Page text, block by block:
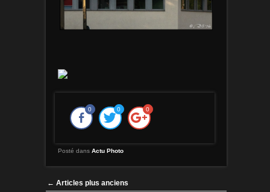
0 0 0
Posté dans Actu Photo
Post navigation
← Articles plus anciens